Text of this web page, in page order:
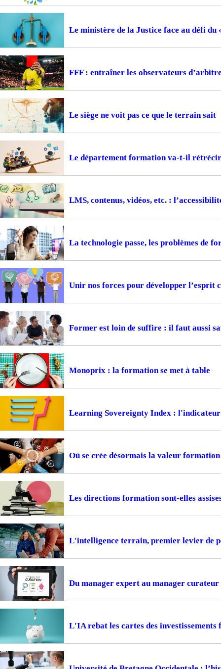
Le ministère de la Justice face au défi
FFF : entraîner les observateurs
Le siège ne voit pas ce que le terrain sait
Le département formation va-t-il
LMS, contenus, vidéos, etc. :
La technologie passe, les problèmes de
Unir nos forces pour développer l’esprit
Former est loin de suffire : il faut aussi
Monoprix : la formation se met à table
Learning Sovereignty Index :
Où se crée désormais la valeur
Les directions formation sont-elles
L'intelligence terrain, premier levier de
Du manager expert au manager curateur
L'IA rebat les cartes des